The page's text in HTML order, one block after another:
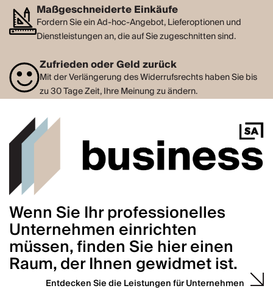
Maßgeschneiderte Einkäufe
Fordern Sie ein Ad-hoc-Angebot, Lieferoptionen und
Dienstleistungen an, die auf Sie zugeschnitten sind.
Zufrieden oder Geld zurück
Mit der Verlängerung des Widerrufsrechts haben Sie bis
zu 30 Tage Zeit, Ihre Meinung zu ändern.
Wenn Sie Ihr professionelles
Unternehmen einrichten
müssen, finden Sie hier einen
Raum, der Ihnen gewidmet ist.
Entdecken Sie die Leistungen für Unternehmen